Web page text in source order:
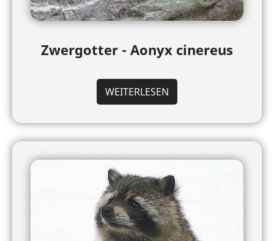
Zwergotter - Aonyx cinereus
WEITERLESEN